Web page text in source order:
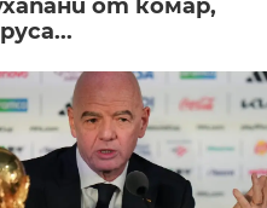
от комар,